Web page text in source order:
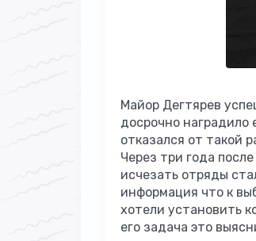
Майор Дегтярев
досрочно
отказался от такой
Через три года
исчезать отряды
информация что к
хотели установить
его задача это